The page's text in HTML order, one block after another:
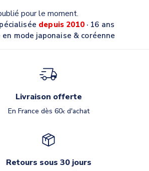
pour le moment.
depuis 2010· 16 ans
mode japonaise & coréenne
Livraison offerte
En France dès 60€d'achat
Retours sous 30 jours